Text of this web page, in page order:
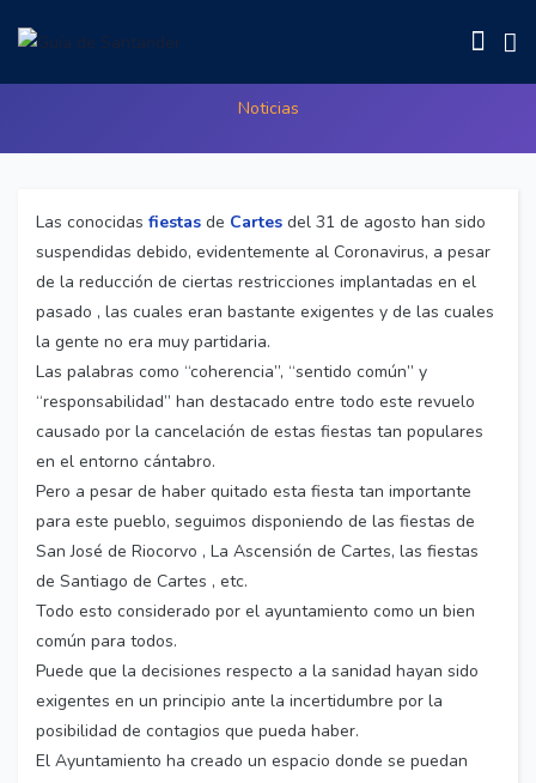
Las fiestas de Cartes suspendidas
Noticias
Las conocidas fiestas de Cartes del 31 de agosto han sido
suspendidas debido, evidentemente al Coronavirus, a pesar
de la reducción de ciertas restricciones implantadas en el
pasado , las cuales eran bastante exigentes y de las cuales
la gente no era muy partidaria.
Las palabras como “coherencia”, “sentido común” y
“responsabilidad” han destacado entre todo este revuelo
causado por la cancelación de estas fiestas tan populares
en el entorno cántabro.
Pero a pesar de haber quitado esta fiesta tan importante
para este pueblo, seguimos disponiendo de las fiestas de
San José de Riocorvo , La Ascensión de Cartes, las fiestas
de Santiago de Cartes , etc.
Todo esto considerado por el ayuntamiento como un bien
común para todos.
Puede que la decisiones respecto a la sanidad hayan sido
exigentes en un principio ante la incertidumbre por la
posibilidad de contagios que pueda haber.
El Ayuntamiento ha creado un espacio donde se puedan